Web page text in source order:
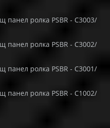
панел ролка PSBR - C3003/
панел ролка PSBR - C3002/
панел ролка PSBR - C3001/
панел ролка PSBR - C1002/